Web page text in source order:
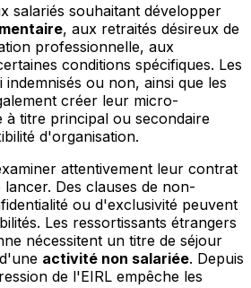
salariés souhaitant développer
, aux retraités désireux de
professionnelle, aux
conditions spécifiques. Les
ou non, ainsi que les
créer leur micro-
à titre principal ou secondaire
d'organisation.
attentivement leur contrat
Des clauses de non-
ou d'exclusivité peuvent
Les ressortissants étrangers
nécessitent un titre de séjour
activité non salariée. Depuis
de l'EIRL empêche les